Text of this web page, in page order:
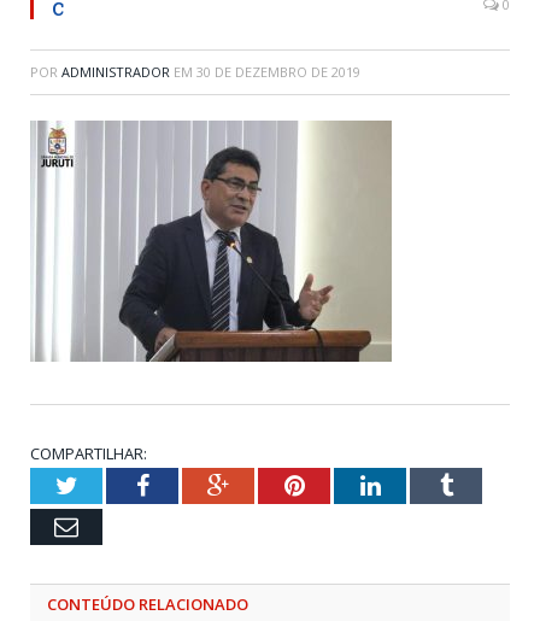
c 0
POR ADMINISTRADOR EM 30 DE DEZEMBRO DE 2019
COMPARTILHAR:
TwitterFacebookGoogle+PinterestLinkedInTumblr
Email
CONTEÚDO RELACIONADO